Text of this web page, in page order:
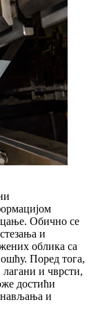
Обично се
и
облика са
Поред тога,
и чврсти,
достићи
и